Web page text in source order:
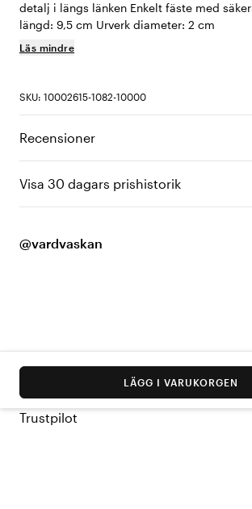
detalj i längs länken Enkelt fäste med
längd: 9,5 cm Urverk diameter: 2 cm
Läs mindre
SKU: 10002615-1082-10000
Recensioner
Visa 30 dagars prishistorik
@vardvaskan
LÄGG I VARUKORGEN
Trustpilot